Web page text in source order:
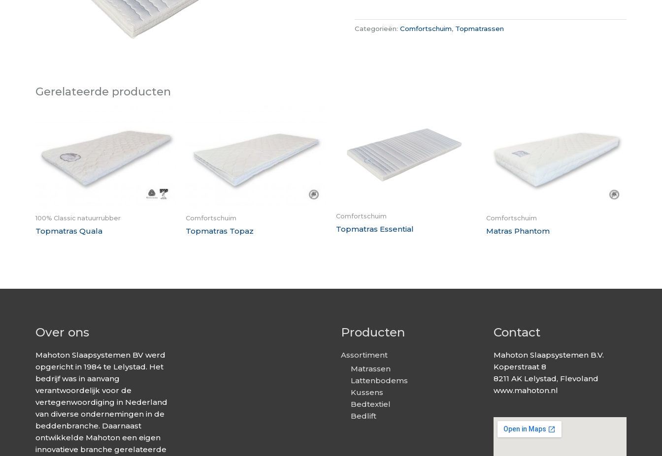
Categorieën: Comfortschuim, Topmatrassen
Gerelateerde producten
100% Classic natuurrubber
Topmatras Quala
Comfortschuim
Topmatras Topaz
Comfortschuim
Topmatras Essential
Comfortschuim
Matras Phantom
Over ons
Mahoton Slaapsystemen BV werd
opgericht in 1984 te Lelystad. Het
bedrijf was in aanvang
verantwoordelijk voor de
vertegenwoordiging in Nederland
van diverse ondernemingen in de
beddenbranche. Daarnaast
ontwikkelde Mahoton een eigen
innovatieve branche gerelateerde
Producten
Assortiment
Matrassen
Lattenbodems
Kussens
Bedtextiel
Bedlift
Contact
Mahoton Slaapsystemen B.V.
Koperstraat 8
8211 AK Lelystad, Flevoland
www.mahoton.nl